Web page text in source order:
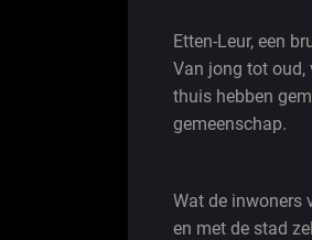
Etten-Leur, een
Van jong tot oud,
thuis hebben
gemeenschap.
Wat de inwoners
en met de stad